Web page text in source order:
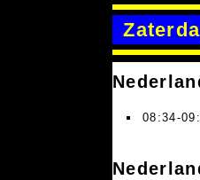
08:34-